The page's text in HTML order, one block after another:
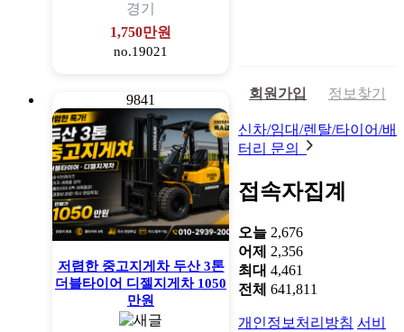
경기
1,750만원
no.19021
9841
저렴한 중고지게차 두산 3톤
더블타이어 디젤지게차 1050
만원
회원가입 정보찾기
신차/임대/렌탈/타이어/배
터리 문의
접속자집계
오늘 2,676
어제
2,356
최대 4,461
전체 641,811
개인정보처리방침 서비